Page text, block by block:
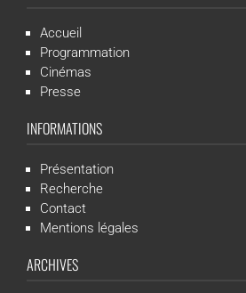
Accueil
Programmation
Cinémas
Presse
INFORMATIONS
Présentation
Recherche
Contact
Mentions légales
ARCHIVES